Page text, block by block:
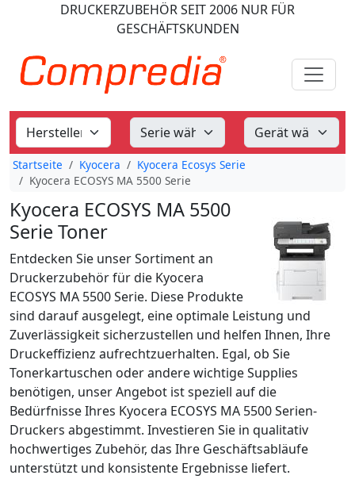
DRUCKERZUBEHÖRSEIT 2006 NUR FÜR
GESCHÄFTSKUNDEN
Startseite Kyocera
Kyocera Ecosys Serie
Kyocera ECOSYS MA 5500 Serie
Kyocera ECOSYS MA 5500
Serie Toner
Entdecken Sie unser Sortiment an
Druckerzubehör für die Kyocera
ECOSYS MA 5500 Serie. Diese Produkte
sind darauf ausgelegt, eine optimale Leistung und
Zuverlässigkeit sicherzustellen und helfen Ihnen, Ihre
Druckeffizienz aufrechtzuerhalten. Egal, ob Sie
Tonerkartuschen oder andere wichtige Supplies
benötigen, unser Angebot ist speziell auf die
Bedürfnisse Ihres Kyocera ECOSYS MA 5500 Serien-
Druckers abgestimmt. Investieren Sie in qualitativ
hochwertiges Zubehör, das Ihre Geschäftsabläufe
unterstützt und konsistente Ergebnisse liefert.